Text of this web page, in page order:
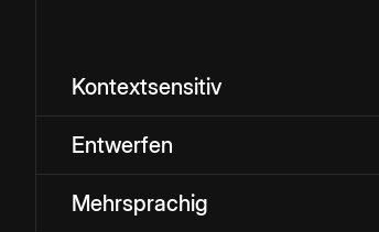
Kontextsensitiv
Entwerfen
Mehrsprachig